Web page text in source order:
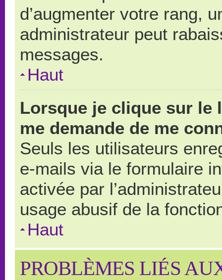
d’augmenter votre rang,
administrateur peut
messages.
Haut
Lorsque je clique sur le
me demande de me
Seuls les utilisateurs
e-mails via le formulaire
activée par
usage abusif de la
Haut
PROBLÈMES LIÉS